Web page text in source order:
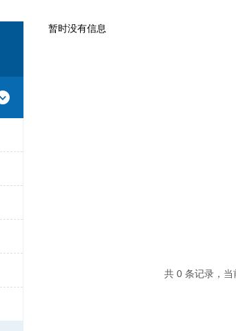
暂时没有信息
共 0 条记录，